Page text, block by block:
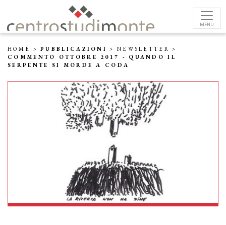
MENU
HOME >PUBBLICAZIONI >NEWSLETTER >
COMMENTO OTTOBRE 2017 - QUANDO IL
SERPENTE SI MORDE A CODA